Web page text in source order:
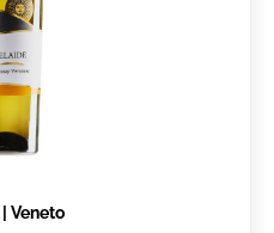
| Veneto